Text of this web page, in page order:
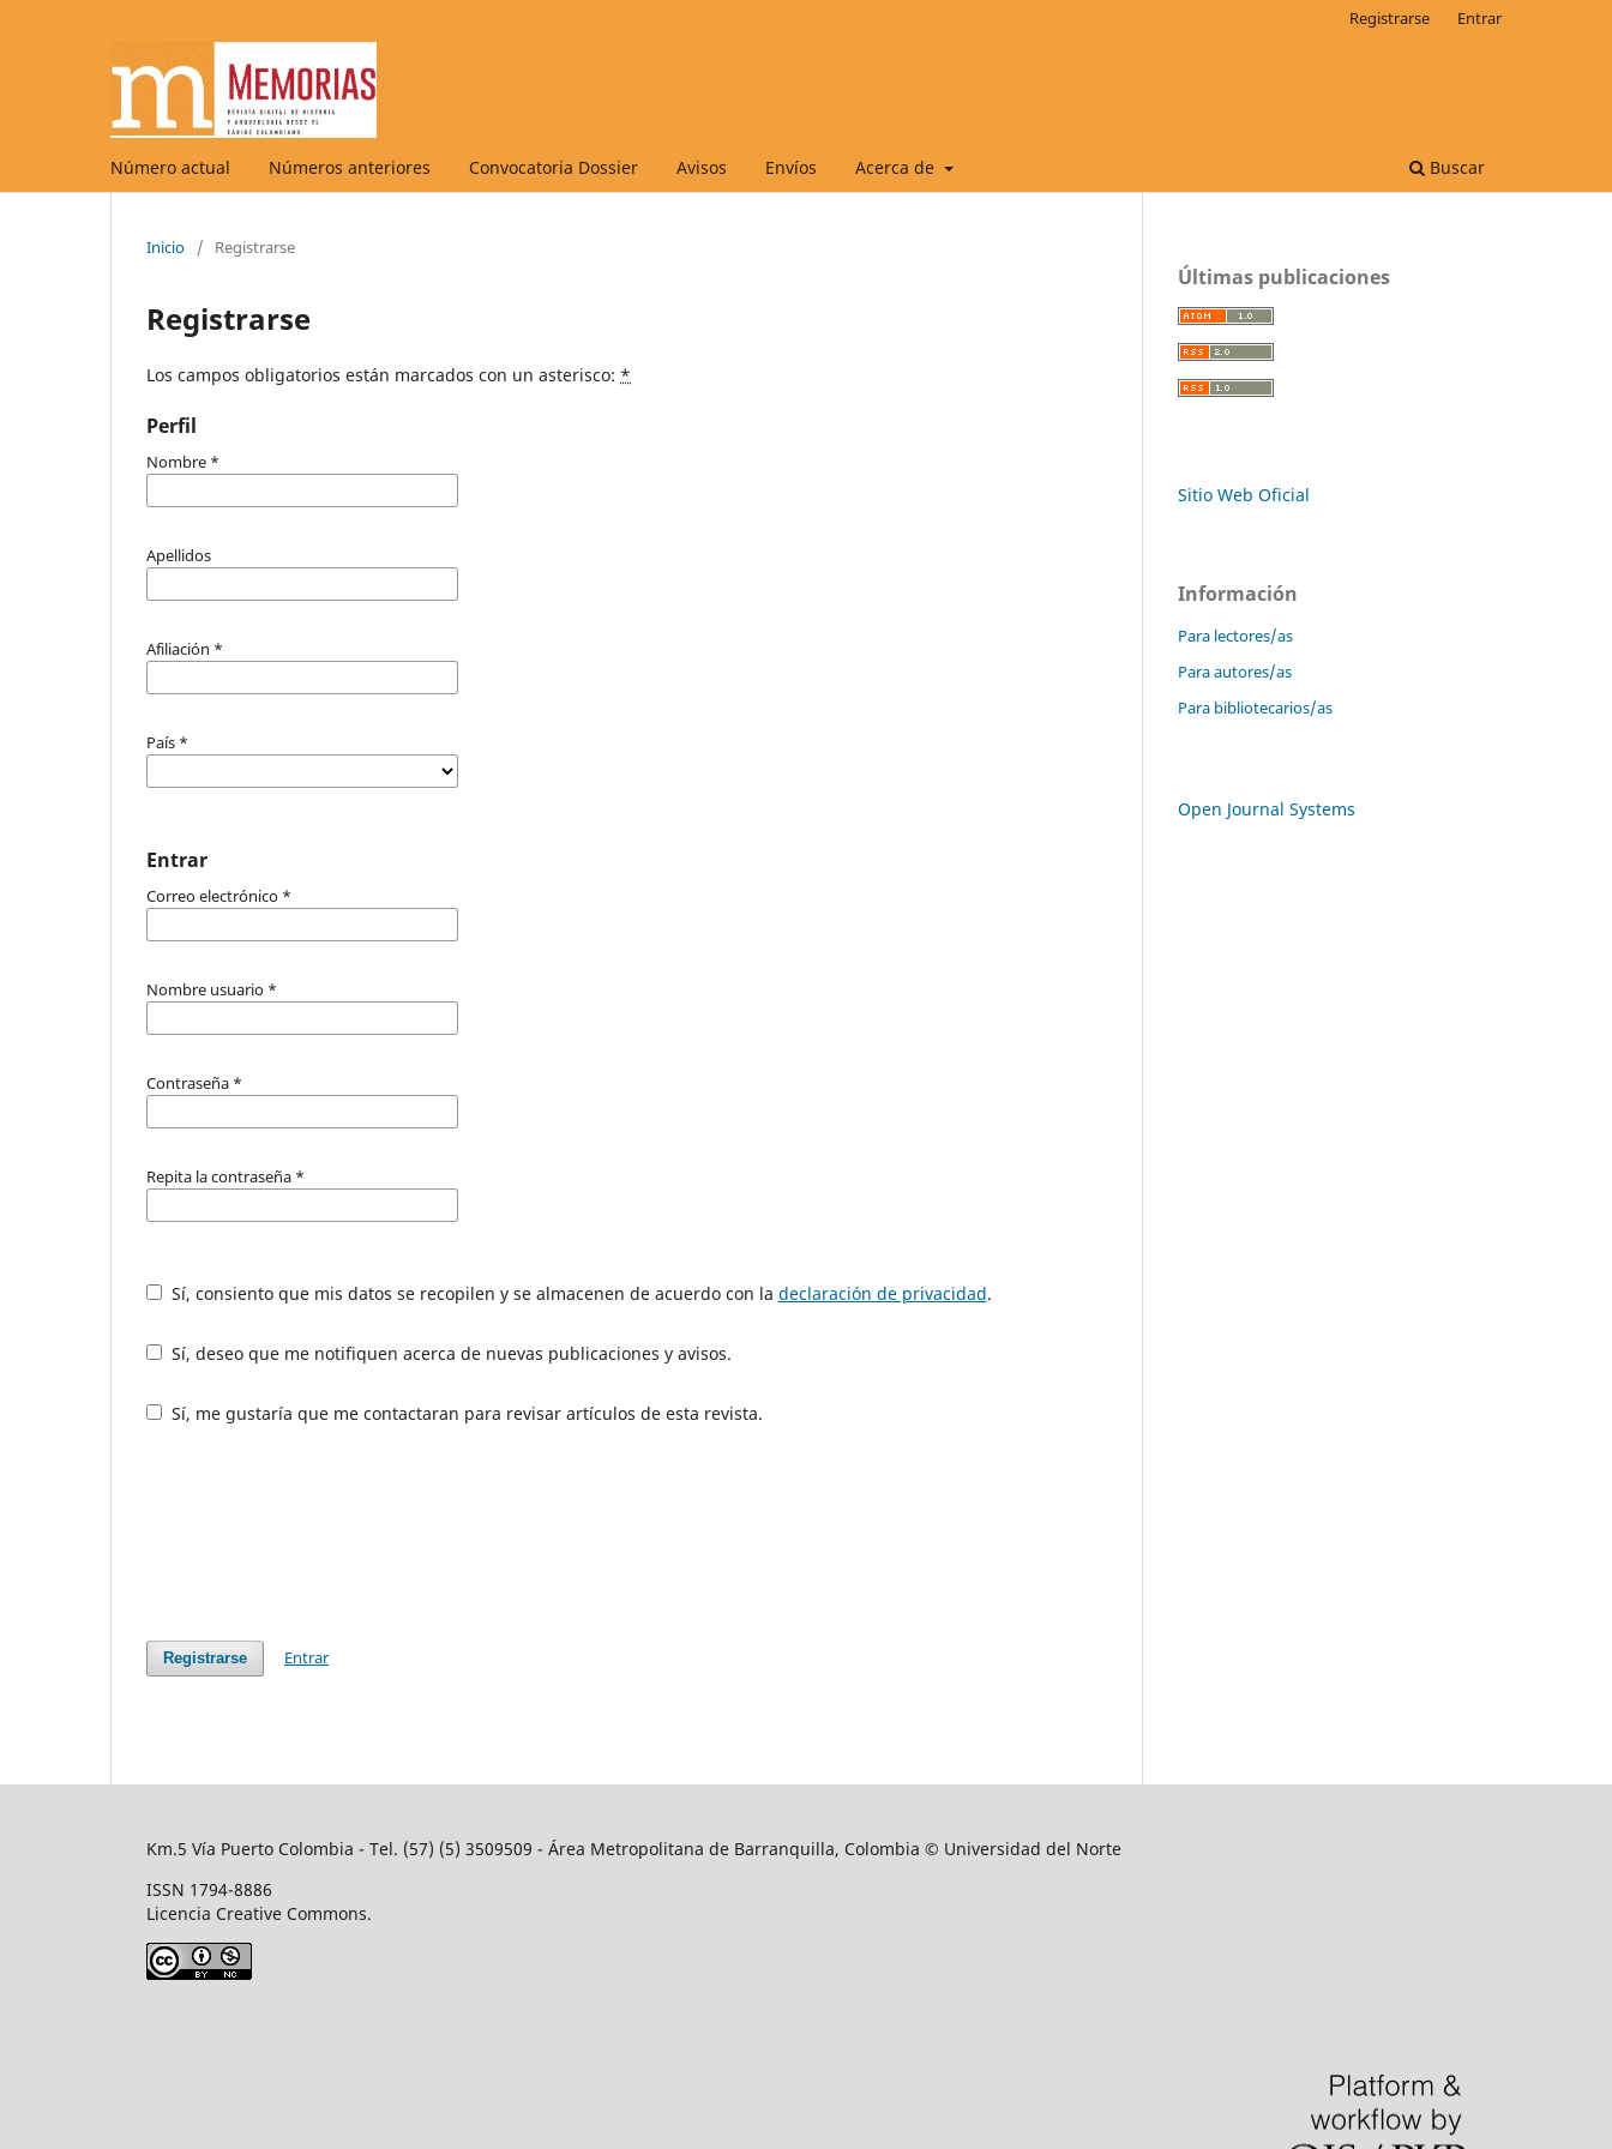
Número actual Números anteriores Convocatoria Dossier Avisos Envíos Acerca de Buscar
Registrarse Entrar
Inicio / Registrarse
Registrarse
Los campos obligatorios están marcados con un asterisco: *
Perfil
Nombre *
Apellidos
Afiliación *
País *
Entrar
Correo electrónico *
Nombre usuario *
Contraseña *
Repita la contraseña *
Sí, consiento que mis datos se recopilen y se almacenen de acuerdo con la declaración de privacidad.
Sí, deseo que me notifiquen acerca de nuevas publicaciones y avisos.
Sí, me gustaría que me contactaran para revisar artículos de esta revista.
Registrarse Entrar
Últimas publicaciones
Sitio Web Oficial
Información
Para lectores/as
Para autores/as
Para bibliotecarios/as
Open Journal Systems
Km.5 Vía Puerto Colombia - Tel. (57) (5) 3509509 - Área Metropolitana de Barranquilla, Colombia © Universidad del Norte
ISSN 1794-8886
Licencia Creative Commons.